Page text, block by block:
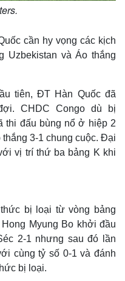
cần hy vọng các kịch
Uzbekistan và Áo thắng
tiên, ĐT Hàn Quốc đã
CHDC Congo dù bị
thi đấu bùng nổ ở hiệp 2
3-1 chung cuộc. Đại
vị trí thứ ba bảng K khi
bị loại từ vòng bảng
Myung Bo khởi đầu
2-1 nhưng sau đó lần
cùng tỷ số 0-1 và đánh
bị loại.